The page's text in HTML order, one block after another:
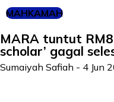
MAHKAMAH
MARA tuntut
scholar’ gagal
Sumaiyah Safiah - 4 Jun